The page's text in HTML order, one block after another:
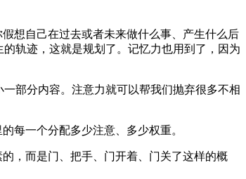
想自己在过去或者未来做什么事、产生什么后
轨迹，这就是规划了。记忆力也用到了，因为
部分内容。注意力就可以帮我们抛弃很多不相
每一个分配多少注意、多少权重。
，而是门、把手、门开着、门关了这样的概